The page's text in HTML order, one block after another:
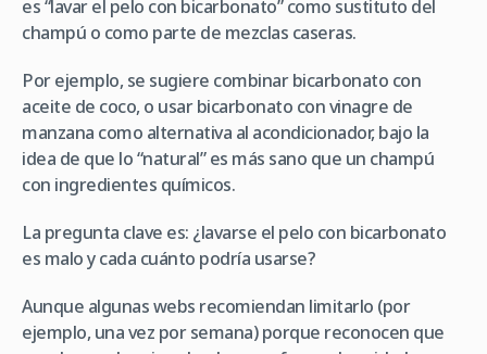
es “lavar el pelo con bicarbonato” como sustituto del
champú o como parte de mezclas caseras.
Por ejemplo, se sugiere combinar bicarbonato con
aceite de coco, o usar bicarbonato con vinagre de
manzana como alternativa al acondicionador, bajo la
idea de que lo “natural” es más sano que un champú
con ingredientes químicos.
La pregunta clave es: ¿lavarse el pelo con bicarbonato
es malo y cada cuánto podría usarse?
Aunque algunas webs recomiendan limitarlo (por
ejemplo, una vez por semana) porque reconocen que